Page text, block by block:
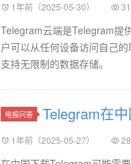
1年前（2025-05-30）
Telegram云端是Telegram提
户可以从任何设备访问自己
支持无限制的数据存储。
电报问答 Telegram在
1年前（2025-05-27）